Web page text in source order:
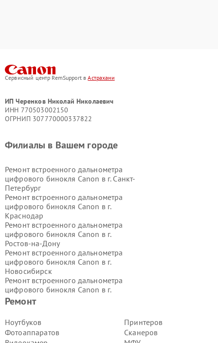
Сервисный центр RemSupport вАстрахани
ИП Черенков Николай Николаевич
ИНН 770503002150
ОГРНИП 307770000337822
Ремонт
Ноутбуков
Фотоаппаратов
Принтеров
Сканеров
Филиалы в Вашем городе
Ремонт встроенного дальнометра
цифрового бинокля Canon в г. Санкт-
Петербург
Ремонт встроенного дальнометра
цифрового бинокля Canon в г.
Краснодар
Ремонт встроенного дальнометра
цифрового бинокля Canon в г.
Ростов-на-Дону
Ремонт встроенного дальнометра
цифрового бинокля Canon в г.
Новосибирск
Ремонт встроенного дальнометра
цифрового бинокля Canon в г.
Екатеринбург
цифрового бинокля Canon в г.
Казань
Ремонт встроенного дальнометра